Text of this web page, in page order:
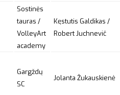
Sostinės
tauras /
VolleyArt
academy
Kęstutis Galdikas /
Robert Juchnevič
Gargždų
SC
Jolanta Žukauskienė